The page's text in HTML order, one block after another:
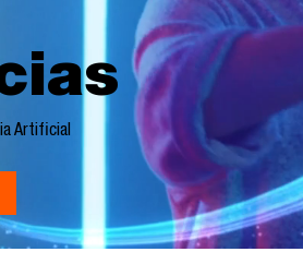
Artificial